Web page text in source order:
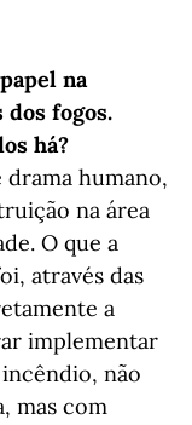
na
dos fogos.
há?
humano,
na área
O que a
através das
a
implementar
não
mas com